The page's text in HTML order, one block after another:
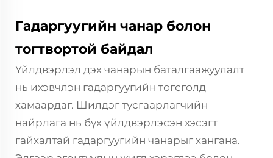
Гадаргуугийн чанар болон
тогтвортой байдал
Үйлдвэрлэл дэх чанарын баталгаажуулалт
нь ихэвчлэн гадаргуугийн төгсгөлд
хамаардаг. Шилдэг тусгаарлагчийн
найрлага нь бүх үйлдвэрлэсэн хэсэгт
гайхалтай гадаргуугийн чанарыг хангана.